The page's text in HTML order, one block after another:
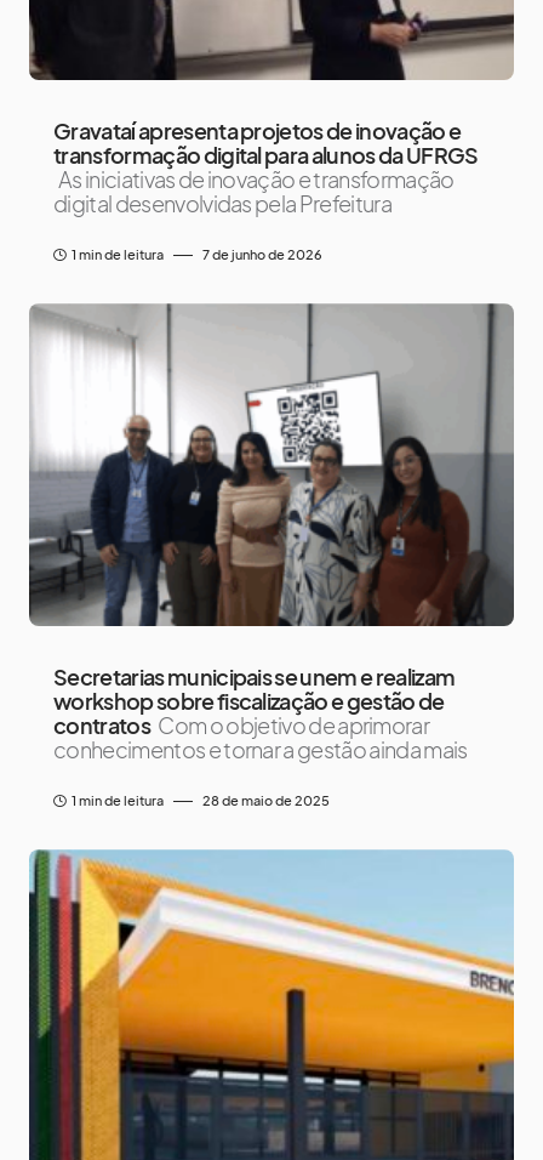
Gravataí apresenta projetos de inovação e
transformação digital para alunos da UFRGS
As iniciativas de inovação e transformação
digital desenvolvidas pela Prefeitura
1 min de leitura 7 de junho de 2026
Secretarias municipais se unem e realizam
workshop sobre fiscalização e gestão de
contratos Com o objetivo de aprimorar
conhecimentos e tornar a gestão ainda mais
1 min de leitura 28 de maio de 2025